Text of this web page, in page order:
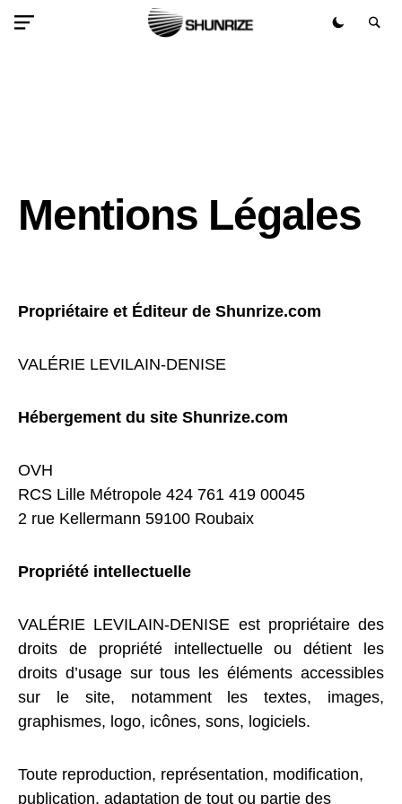
Mentions Légales
Propriétaire et Éditeur de Shunrize.com
VALÉRIE LEVILAIN-DENISE
Hébergement du site Shunrize.com
OVH
RCS Lille Métropole 424 761 419 00045
2 rue Kellermann 59100 Roubaix
Propriété intellectuelle
VALÉRIE LEVILAIN-DENISE est propriétaire des
droits de propriété intellectuelle ou détient les
droits d’usage sur tous les éléments accessibles
sur le site, notamment les textes, images,
graphismes, logo, icônes, sons, logiciels.
Toute reproduction, représentation, modification,
publication, adaptation de tout ou partie des